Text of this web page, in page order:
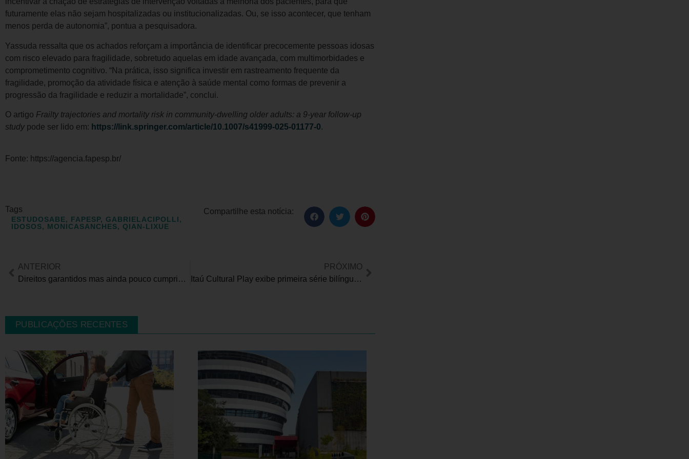
futuramente elas não sejam hospitalizadas ou institucionalizadas. Ou, se isso acontecer, que tenham
menos perda de autonomia”, pontua a pesquisadora.
Yassuda ressalta que os achados reforçam a importância de identificar precocemente pessoas idosas
com risco elevado para fragilidade, sobretudo aquelas em idade avançada, com multimorbidades e
comprometimento cognitivo. “Na prática, isso significa investir em rastreamento frequente da
fragilidade, promoção da atividade física e atenção à saúde mental como formas de prevenir a
progressão da fragilidade e reduzir a mortalidade”, conclui.
O artigo Frailty trajectories and mortality risk in community-dwelling older adults: a 9-year follow-up
study pode ser lido em: https://link.springer.com/article/10.1007/s41999-025-01177-0.
Fonte: https://agencia.fapesp.br/
Tags
ESTUDOSABE, FAPESP, GABRIELACIPOLLI,
IDOSOS, MONICASANCHES, QIAN-LIXUE
Compartilhe esta notícia:
ANTERIOR
Direitos garantidos mas ainda pouco cumpridos marcam a luta da pessoa com deficiência no Brasil
PRÓXIMO
Itaú Cultural Play exibe primeira série bilíngue em Libras e português
PUBLICAÇÕES RECENTES